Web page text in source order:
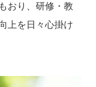
おり、研修・教
上を日々心掛け